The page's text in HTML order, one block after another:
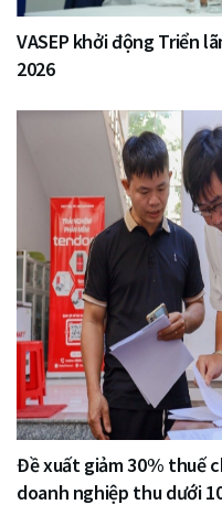
VASEP khởi động Triển
2026
Đề xuất giảm 30% thuế
doanh nghiệp thu dưới